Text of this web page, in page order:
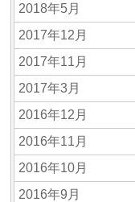
2018年5月
2017年12月
2017年11月
2017年3月
2016年12月
2016年11月
2016年10月
2016年9月